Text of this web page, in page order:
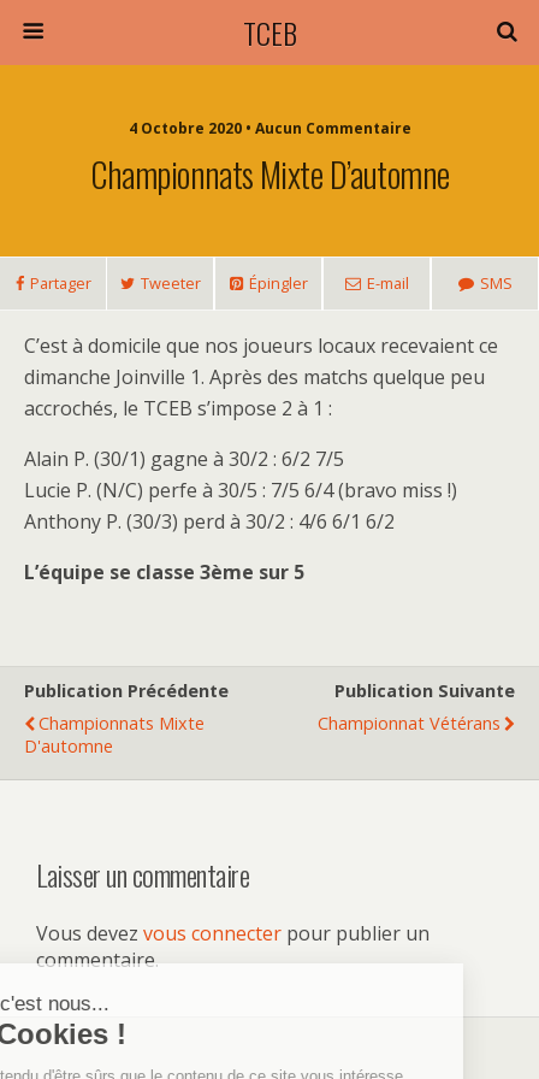
TCEB
4 Octobre 2020 • Aucun Commentaire
Championnats Mixte D’automne
Partager Tweeter Épingler E-mail SMS
C’est à domicile que nos joueurs locaux recevaient ce
dimanche Joinville 1. Après des matchs quelque peu
accrochés, le TCEB s’impose 2 à 1 :
Alain P. (30/1) gagne à 30/2 : 6/2 7/5
Lucie P. (N/C) perfe à 30/5 : 7/5 6/4 (bravo miss !)
Anthony P. (30/3) perd à 30/2 : 4/6 6/1 6/2
L’équipe se classe 3ème sur 5
Publication Précédente
Championnats Mixte
D'automne
Publication Suivante
Championnat Vétérans
Laisser un commentaire
Vous devez vous connecter pour publier un
commentaire.